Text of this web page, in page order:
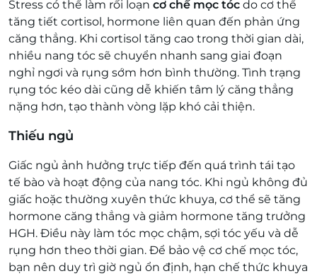
Stress có thể làm rối loạn cơ chế mọc tóc do cơ thể
tăng tiết cortisol, hormone liên quan đến phản ứng
căng thẳng. Khi cortisol tăng cao trong thời gian dài,
nhiều nang tóc sẽ chuyển nhanh sang giai đoạn
nghỉ ngơi và rụng sớm hơn bình thường. Tình trạng
rụng tóc kéo dài cũng dễ khiến tâm lý căng thẳng
nặng hơn, tạo thành vòng lặp khó cải thiện.
Thiếu ngủ
Giấc ngủ ảnh hưởng trực tiếp đến quá trình tái tạo
tế bào và hoạt động của nang tóc. Khi ngủ không đủ
giấc hoặc thường xuyên thức khuya, cơ thể sẽ tăng
hormone căng thẳng và giảm hormone tăng trưởng
HGH. Điều này làm tóc mọc chậm, sợi tóc yếu và dễ
rụng hơn theo thời gian. Để bảo vệ cơ chế mọc tóc,
bạn nên duy trì giờ ngủ ổn định, hạn chế thức khuya